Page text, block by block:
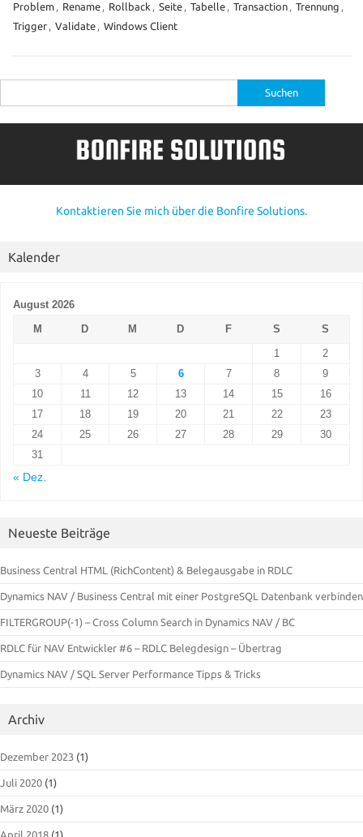
Problem , Rename , Rollback , Seite , Tabelle , Transaction , Trennung ,
Trigger , Validate , Windows Client
nach:
Kontaktieren Sie mich über die Bonfire Solutions.
Kalender
August 2026
M
D M D F S
S
1
2
3
4 5 6 7 8
9
10
11 12 13 14 15
16
17
18 19 20 21 22
23
24
25 26 27 28 29
30
31
« Dez.
Neueste Beiträge
Business Central HTML (RichContent) & Belegausgabe in RDLC
Dynamics NAV / Business Central mit einer PostgreSQL Datenbank verbinden
FILTERGROUP(-1) – Cross Column Search in Dynamics NAV / BC
RDLC für NAV Entwickler #6 – RDLC Belegdesign – Übertrag
Dynamics NAV / SQL Server Performance Tipps & Tricks
Archiv
Dezember 2023 (1)
Juli 2020 (1)
März 2020 (1)
April 2018 (1)